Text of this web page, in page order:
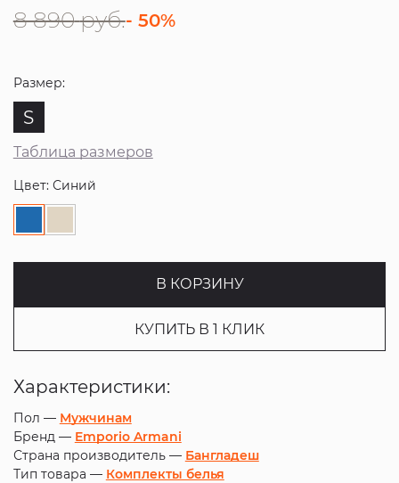
8 890 руб.- 50%
Размер:
S
Таблица размеров
Цвет: Синий
В КОРЗИНУ
КУПИТЬ В 1 КЛИК
Характеристики:
Пол — Мужчинам
Бренд — Emporio Armani
Страна производитель — Бангладеш
Тип товара — Комплекты белья